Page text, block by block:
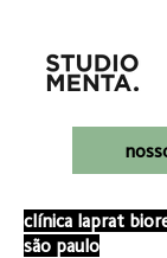
clínica laprat
são paulo